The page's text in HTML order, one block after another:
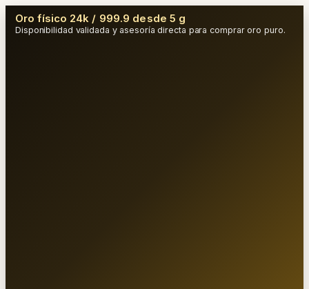
Oro físico 24k / 999.9 desde 5 g
Disponibilidad validada y asesoría directa para comprar oro puro.